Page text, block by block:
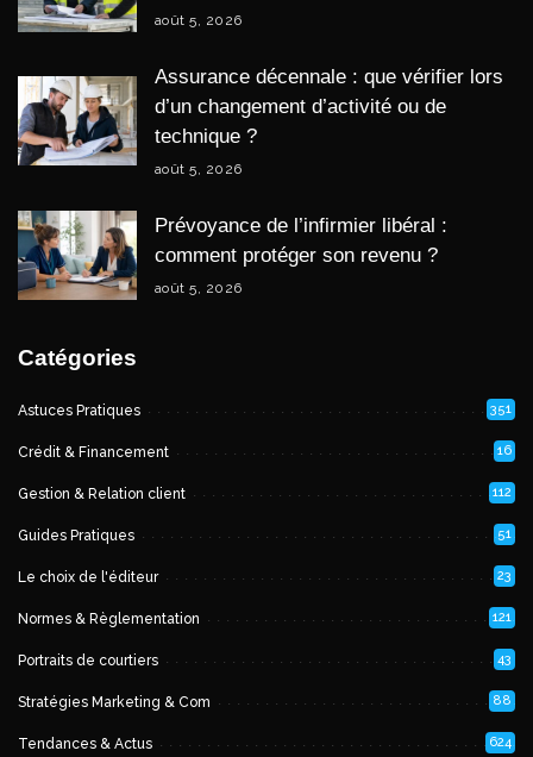
août 5, 2026
Assurance décennale : que vérifier lors
d’un changement d’activité ou de
technique ?
août 5, 2026
Prévoyance de l’infirmier libéral :
comment protéger son revenu ?
août 5, 2026
Catégories
Astuces Pratiques 351
Crédit & Financement 16
Gestion & Relation client 112
Guides Pratiques 51
Le choix de l'éditeur 23
Normes & Règlementation 121
Portraits de courtiers 43
Stratégies Marketing & Com 88
Tendances & Actus 624